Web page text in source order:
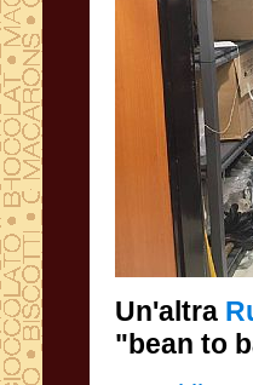
Un'altra
"bean to